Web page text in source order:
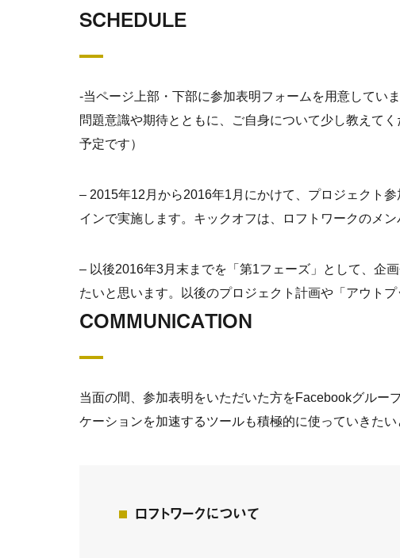
SCHEDULE
-当ページ上部・下部に参加表明フォームを用意してい
問題意識や期待とともに、ご自身について少し教えて
予定です）
– 2015年12月から2016年1月にかけて、プロジェクト
インで実施します。キックオフは、ロフトワークのメ
– 以後2016年3月末までを「第1フェーズ」として、企
たいと思います。以後のプロジェクト計画や「アウト
COMMUNICATION
当面の間、参加表明をいただいた方をFacebookグルー
ケーションを加速するツールも積極的に使っていきたい
ロフトワークについて